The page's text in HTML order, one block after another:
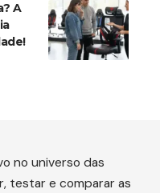
A
no universo das
testar e comparar as